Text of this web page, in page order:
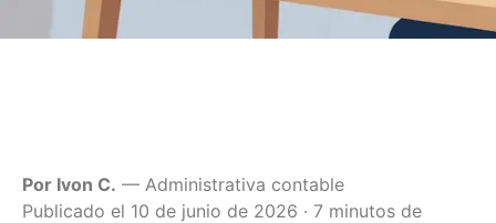
Por Ivon C. — Administrativa contable
Publicado el 10 de junio de 2026 · 7 minutos de